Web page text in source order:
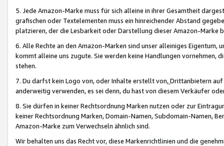
5. Jede Amazon-Marke muss für sich alleine in ihrer Gesamtheit
grafischen oder Textelementen muss ein hinreichender Abstand
platzieren, der die Lesbarkeit oder Darstellung dieser Amazon-Marke
6. Alle Rechte an den Amazon-Marken sind unser alleiniges
kommt alleine uns zugute. Sie werden keine Handlungen vornehmen,
stehen.
7. Du darfst kein Logo von, oder Inhalte erstellt von,Drittanbietern auf
anderweitig verwenden, es sei denn, du hast von diesem Verkäufer
8. Sie dürfen in keiner Rechtsordnung Marken nutzen oder zur
keiner Rechtsordnung Marken, Domain-Namen, Subdomain-Namen,
Amazon-Marke zum Verwechseln ähnlich sind.
Wir behalten uns das Recht vor, diese Markenrichtlinien und die